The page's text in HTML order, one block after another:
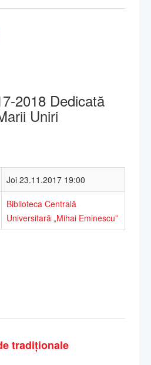
2018 Dedicată
Uniri
Joi 23.11.2017 19:00
Biblioteca Centrală
Universitară „Mihai Eminescu”
tradiționale